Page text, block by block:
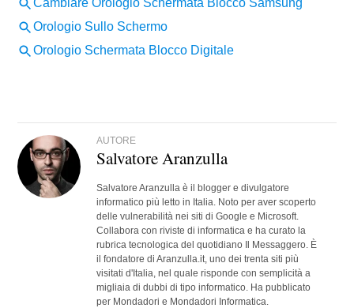
AUTORE
Salvatore Aranzulla
Salvatore Aranzulla è il blogger e divulgatore
informatico più letto in Italia. Noto per aver scoperto
delle vulnerabilità nei siti di Google e Microsoft.
Collabora con riviste di informatica e ha curato la
rubrica tecnologica del quotidiano Il Messaggero. È
il fondatore di Aranzulla.it, uno dei trenta siti più
visitati d'Italia, nel quale risponde con semplicità a
migliaia di dubbi di tipo informatico. Ha pubblicato
per Mondadori e Mondadori Informatica.